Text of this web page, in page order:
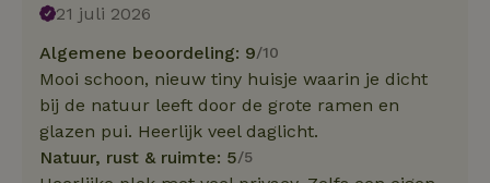
21 juli 2026
Algemene beoordeling: 9/10
Mooi schoon, nieuw tiny huisje waarin je dicht
bij de natuur leeft door de grote ramen en
glazen pui. Heerlijk veel daglicht.
Natuur, rust & ruimte: 5/5